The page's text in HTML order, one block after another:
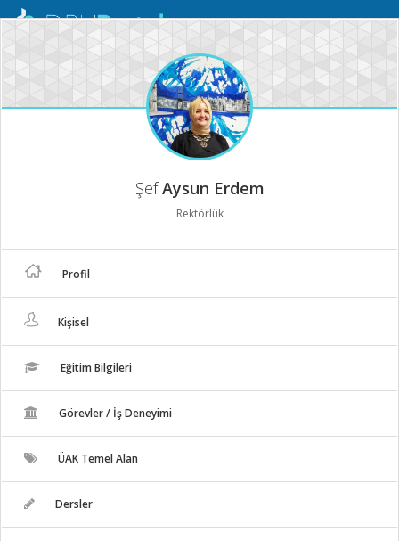
Mobil
ŞefAysun Erdem
Rektörlük
Profil
Kişisel
Eğitim Bilgileri
Görevler / İş Deneyimi
ÜAK Temel Alan
Dersler